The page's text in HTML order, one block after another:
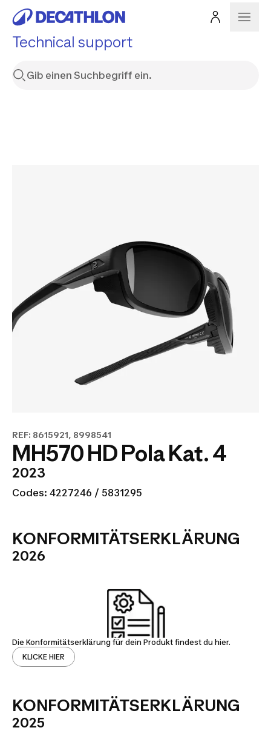
Technical support
REF: 8615921, 8998541
MH570 HD Pola Kat. 4
2023
Codes: 4227246 / 5831295
KONFORMITÄTSERKLÄRUNG
2026
Die Konformitätserklärung für dein Produkt findest du hier.
KLICKE HIER
KONFORMITÄTSERKLÄRUNG
2025